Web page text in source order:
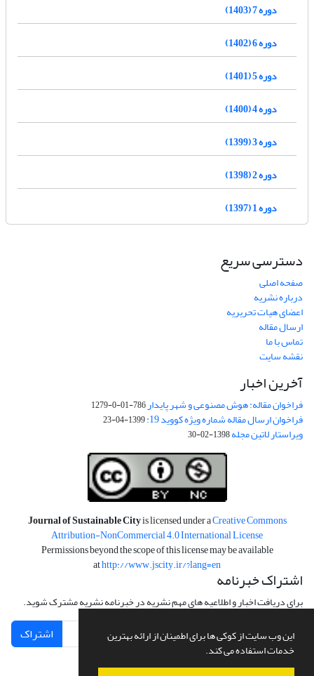
این وب سایت از کوکی ها برای اطمینان از ارائه بهترین
خدمات استفاده می کند.
دوره 7 (1403)
دوره 6 (1402)
دوره 5 (1401)
دوره 4 (1400)
دوره 3 (1399)
دوره 2 (1398)
دوره 1 (1397)
دسترسی سریع
صفحه اصلی
درباره نشریه
اعضای هیات تحریریه
ارسال مقاله
تماس با ما
نقشه سایت
آخرین اخبار
فراخوان مقاله: هوش مصنوعی و شهر پایدار786-01-0-1279
فراخوان ارسال مقاله شماره ویژه کووید 19: 1399-04-23
ویراستار لاتین مجله1398-02-30
Journal of Sustainable Cityis licensed under aCreative Commons
Attribution-NonCommercial 4.0 International License
Permissions beyond the scope of this license may be available
athttp://www.jscity.ir/?lang=en
اشتراک خبرنامه
برای دریافت اخبار و اطلاعیه های مهم نشریه در خبرنامه نشریه مشترک شوید.
اشتراک